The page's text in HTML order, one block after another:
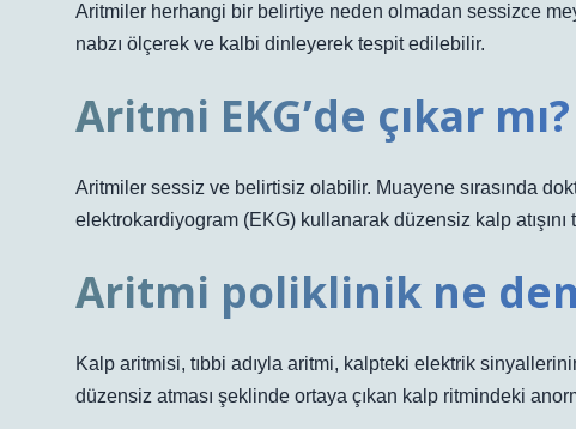
Aritmiler herhangi bir belirtiye neden olmadan sessizce
nabzı ölçerek ve kalbi dinleyerek tespit edilebilir.
Aritmi EKG’de çıkar mı?
Aritmiler sessiz ve belirtisiz olabilir. Muayene sırasında
elektrokardiyogram (EKG) kullanarak düzensiz kalp atışını
Aritmi poliklinik ne
Kalp aritmisi, tıbbi adıyla aritmi, kalpteki elektrik
düzensiz atması şeklinde ortaya çıkan kalp ritmindeki